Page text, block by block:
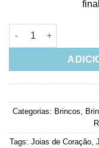
Ear cuff 3 corações
Categorias: Brincos
Tags: Joias de Coração